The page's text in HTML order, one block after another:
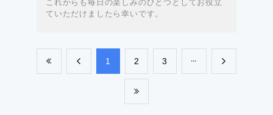
これからも毎日の楽しみのひとつとしてお役立
ていただけましたら幸いです。
​1 ​2 ​3